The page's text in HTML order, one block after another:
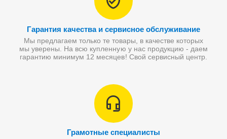
Гарантия качества и сервисное обслуживание
Мы предлагаем только те товары, в качестве которых
мы уверены. На всю купленную у нас продукцию - даем
гарантию минимум 12 месяцев! Свой сервисный центр.
Грамотные специалисты